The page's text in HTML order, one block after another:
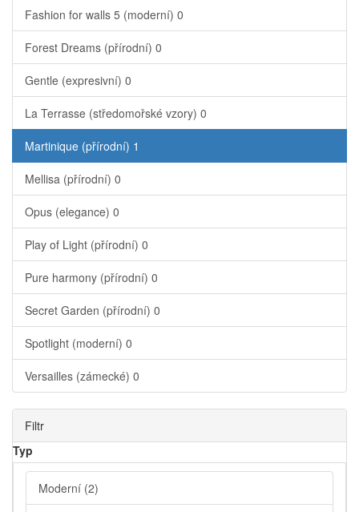
Fashion for walls 5 (moderní) 0
Forest Dreams (přírodní) 0
Gentle (expresivní) 0
La Terrasse (středomořské vzory) 0
Martinique (přírodní) 1
Mellisa (přírodní) 0
Opus (elegance) 0
Play of Light (přírodní) 0
Pure harmony (přírodní) 0
Secret Garden (přírodní) 0
Spotlight (moderní) 0
Versailles (zámecké) 0
Filtr
Typ
Moderní (2)